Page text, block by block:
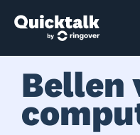
Bellen